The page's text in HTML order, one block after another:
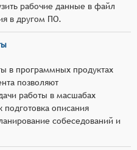
рабочие данные в файл
в другом ПО.
в программных продуктах
позволяют
работы в масшабах
подготовка описания
собеседований и